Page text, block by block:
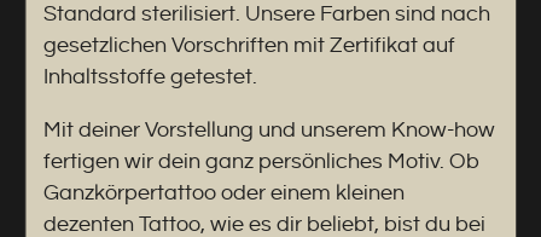
Standard sterilisiert. Unsere Farben sind nach
gesetzlichen Vorschriften mit Zertifikat auf
Inhaltsstoffe getestet.
Mit deiner Vorstellung und unserem Know-how
fertigen wir dein ganz persönliches Motiv. Ob
Ganzkörpertattoo oder einem kleinen
dezenten Tattoo, wie es dir beliebt, bist du bei